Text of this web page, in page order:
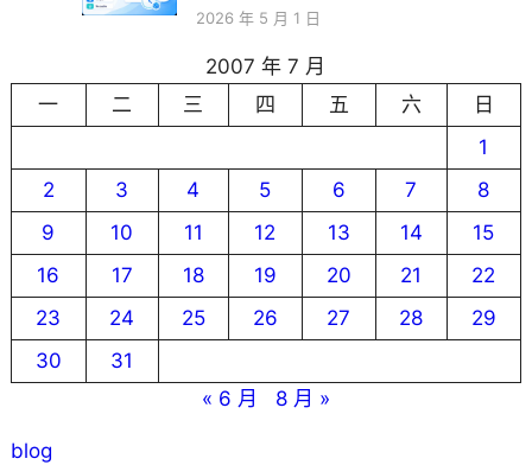
2026 年 5 月 1 日
2007 年 7 月
一
二 三 四 五 六
日
1
2
3 4 5 6 7
8
9
10 11 12 13 14
15
16
17 18 19 20 21
22
23
24 25 26 27 28
29
30
31
« 6 月
8 月 »
blog